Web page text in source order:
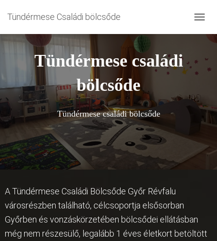
Tündérmese Családi bölcsőde
Tündérmese családi
bölcsőde
Tündérmese családi bölcsőde
A Tündérmese Családi Bölcsőde Győr Révfalu
városrészben található, célcsoportja elsősorban
Győrben és vonzáskörzetében bölcsődei ellátásban
még nem részesülő, legalább 1 éves életkort betöltött